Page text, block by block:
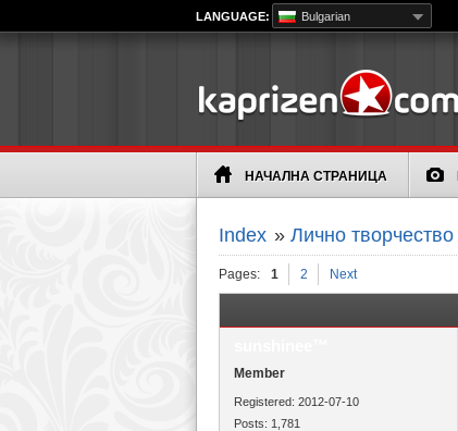
LANGUAGE: Bulgarian
НАЧАЛНА СТРАНИЦА
Index » Лично творчество
Pages: 1 2 Next
Member
Registered: 2012-07-10
Posts: 1,781